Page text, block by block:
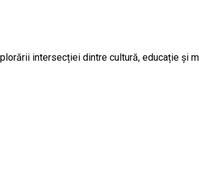
intersecției dintre cultură, educație și